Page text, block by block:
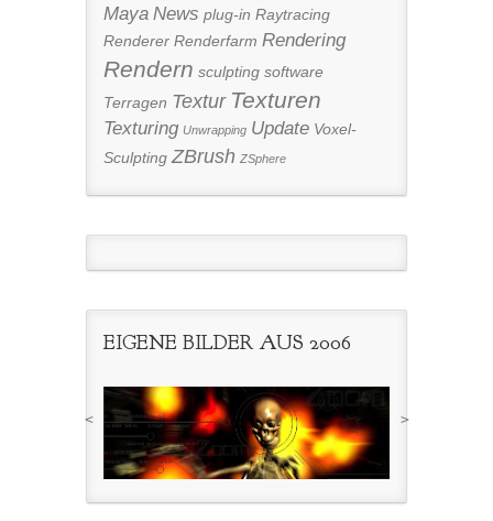
Maya News plug-in Raytracing
Renderer Renderfarm Rendering
Rendern sculpting software
Terragen Textur Texturen
Texturing Unwrapping Update Voxel-
Sculpting ZBrush ZSphere
EIGENE BILDER AUS 2006
< >